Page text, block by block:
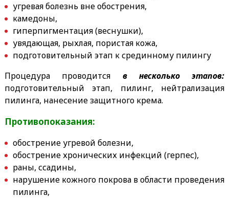
угревая болезнь вне обострения,
камедоны,
гиперпигментация (веснушки),
увядающая, рыхлая, пористая кожа,
подготовительный этап к срединному пилингу
Процедура проводится в несколько этапов:
подготовительный этап, пилинг, нейтрализация
пилинга, нанесение защитного крема.
Противопоказания:
обострение угревой болезни,
обострение хронических инфекций (герпес),
раны, ссадины,
нарушение кожного покрова в области проведения
пилинга,